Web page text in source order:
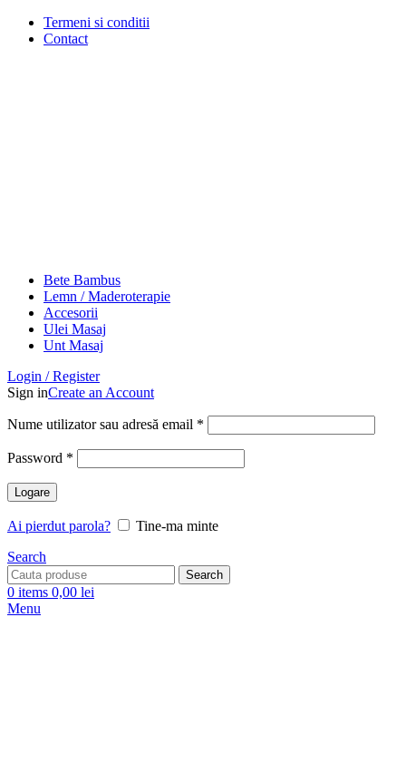
Termeni si conditii
Contact
Bete Bambus
Lemn / Maderoterapie
Accesorii
Ulei Masaj
Unt Masaj
Login / Register
Sign inCreate an Account
Nume utilizator sau adresă email *
Password *
Logare
Ai pierdut parola?
Tine-ma minte
Search
Search
0 items 0,00 lei
Menu